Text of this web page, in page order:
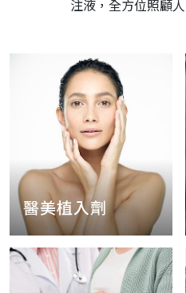
注液，全方位照顧
醫美植入劑